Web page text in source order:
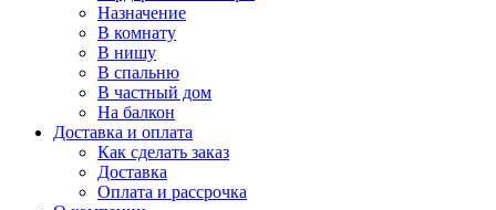
Назначение
В комнату
В нишу
В спальню
В частный дом
На балкон
Доставка и оплата
Как сделать заказ
Доставка
Оплата и рассрочка